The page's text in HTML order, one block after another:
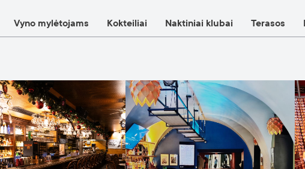
Vyno mylėtojams Kokteiliai Naktiniai klubai Terasos